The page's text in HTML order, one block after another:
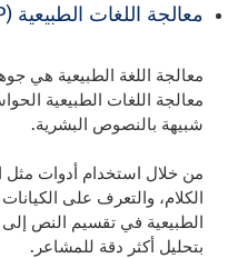
معالجة اللغات الطبيعية (NLP)
معالجة اللغة الطبيعية هي
معالجة اللغات الطبيعية
شبيهة بالنصوص البشرية.
من خلال استخدام أدوات
الكلام، والتعرف على
الطبيعية في تقسيم النص
بتحليل أكثر دقة للمشاعر.